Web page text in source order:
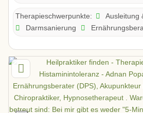
Therapieschwerpunkte:
Ausleitung
Darmsanierung